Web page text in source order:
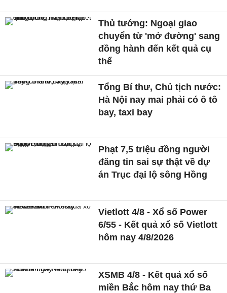
Thủ tướng: Ngoại giao
chuyển từ 'mở đường' sang
đồng hành đến kết quả cụ
thể
Tổng Bí thư, Chủ tịch nước:
Hà Nội nay mai phải có ô tô
bay, taxi bay
Phạt 7,5 triệu đồng người
đăng tin sai sự thật về dự
án Trục đại lộ sông Hồng
Vietlott 4/8 - Xổ số Power
6/55 - Kết quả xổ số Vietlott
hôm nay 4/8/2026
XSMB 4/8 - Kết quả xổ số
miền Bắc hôm nay thứ Ba